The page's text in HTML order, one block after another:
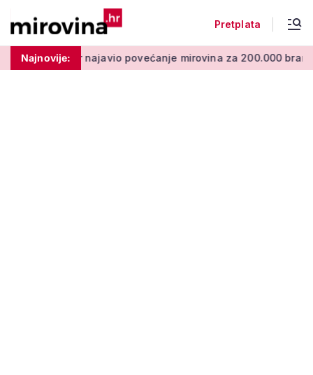
Pretplata
Najnovije:
povećanje mirovina za 200.000 branitelja: Zakon u